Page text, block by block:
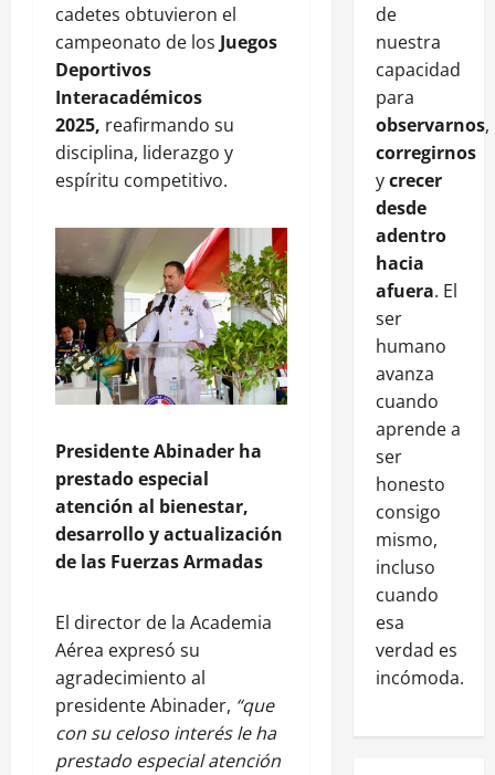
cadetes obtuvieron el
campeonato de los Juegos
Deportivos
Interacadémicos
2025, reafirmando su
disciplina, liderazgo y
espíritu competitivo.
Presidente Abinader ha
prestado especial
atención al bienestar,
desarrollo y actualización
de las Fuerzas Armadas
El director de la Academia
Aérea expresó su
agradecimiento al
presidente Abinader, “que
con su celoso interés le ha
prestado especial atención
de
nuestra
capacidad
para
observarnos,
corregirnos
ycrecer
desde
adentro
hacia
afuera. El
ser
humano
avanza
cuando
aprende a
ser
honesto
consigo
mismo,
incluso
cuando
esa
verdad es
incómoda.